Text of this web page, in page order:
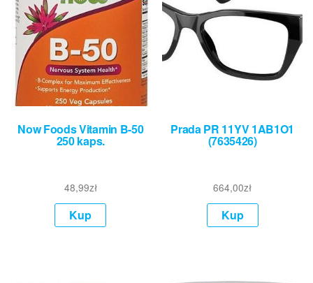
Now Foods Vitamin B-50
250 kaps.
48,99zł
Kup
Prada PR 11YV 1AB1O1
(7635426)
664,00zł
Kup